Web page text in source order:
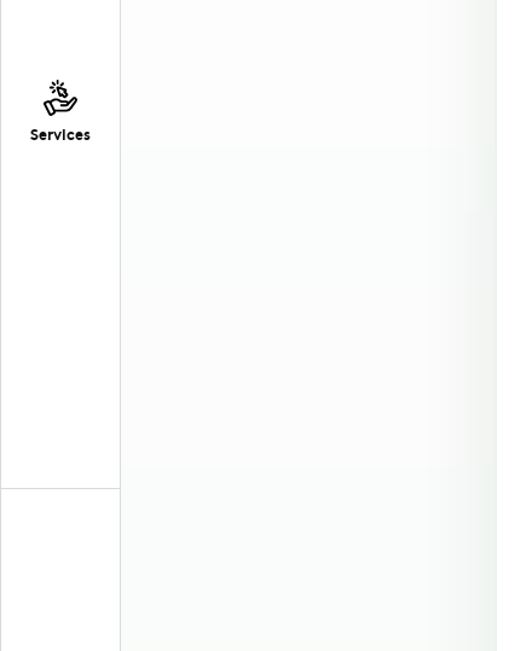
Services